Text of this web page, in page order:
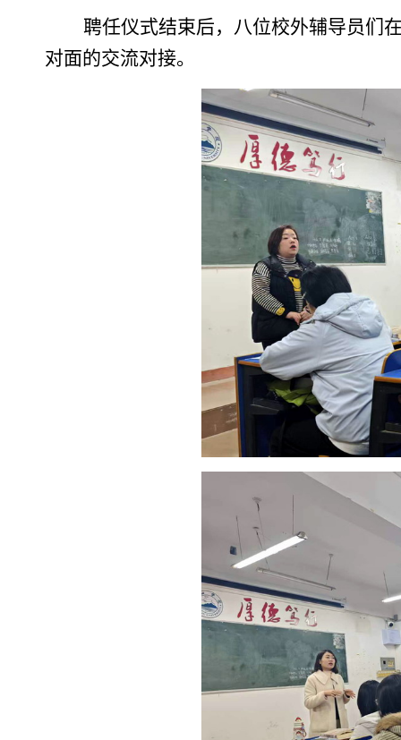
聘任仪式结束后，八位校外辅导员们
对面的交流对接。